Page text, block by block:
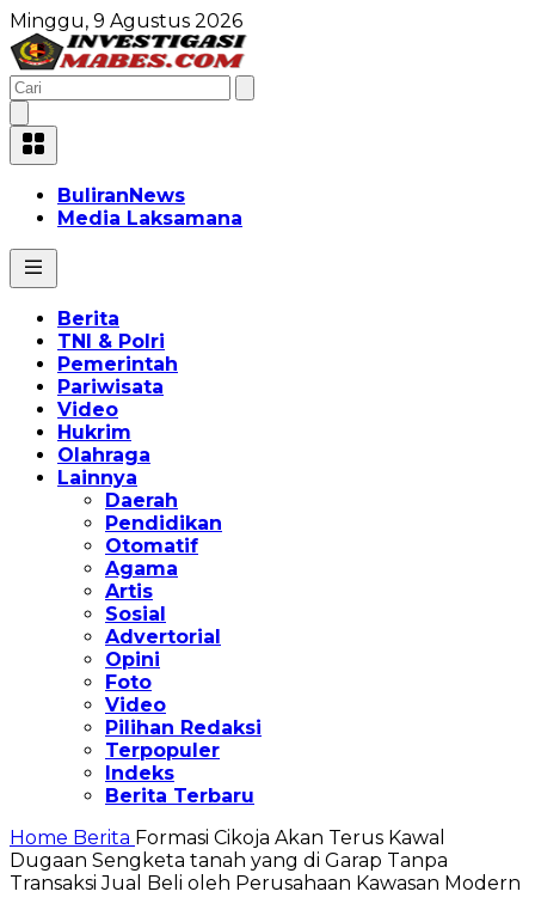
Minggu, 9 Agustus 2026
BuliranNews
Media Laksamana
Berita
TNI & Polri
Pemerintah
Pariwisata
Video
Hukrim
Olahraga
Lainnya
Daerah
Pendidikan
Otomatif
Agama
Artis
Sosial
Advertorial
Opini
Foto
Video
Pilihan Redaksi
Terpopuler
Indeks
Berita Terbaru
Home Berita Formasi Cikoja Akan Terus Kawal
Dugaan Sengketa tanah yang di Garap Tanpa
Transaksi Jual Beli oleh Perusahaan Kawasan Modern